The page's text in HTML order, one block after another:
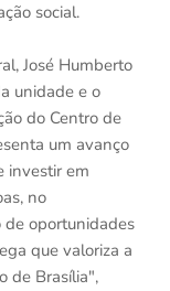
social.
José Humberto
unidade e o
do Centro de
um avanço
investir em
no
de oportunidades
que valoriza a
de Brasília",